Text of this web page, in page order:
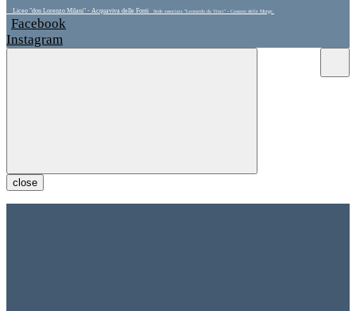
Liceo "don Lorenzo Milani" - Acquaviva delle Fonti Sede associata "Leonardo da Vinci" - Cassano delle Murge
Facebook
Instagram
close